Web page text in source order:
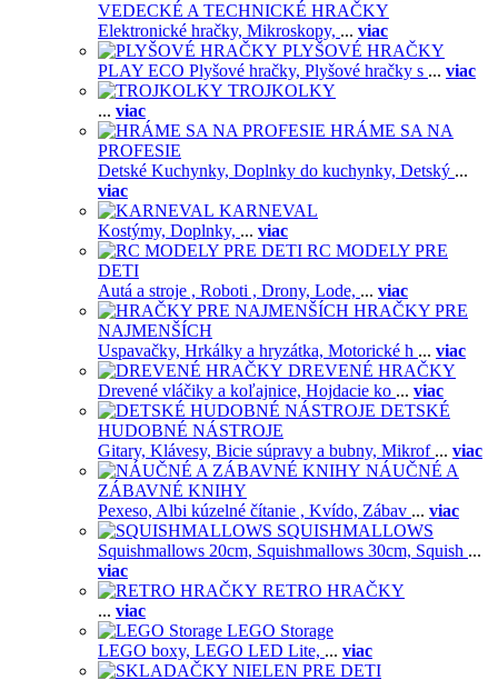
VEDECKÉ A TECHNICKÉ HRAČKY
Elektronické hračky, Mikroskopy, ... viac
PLYŠOVÉ HRAČKY
PLAY ECO Plyšové hračky, Plyšové hračky s ... viac
TROJKOLKY
... viac
HRÁME SA NA
PROFESIE
Detské Kuchynky, Doplnky do kuchynky, Detský ...
viac
KARNEVAL
Kostýmy, Doplnky, ... viac
RC MODELY PRE
DETI
Autá a stroje , Roboti , Drony, Lode, ... viac
HRAČKY PRE
NAJMENŠÍCH
Uspavačky, Hrkálky a hryzátka, Motorické h ... viac
DREVENÉ HRAČKY
Drevené vláčiky a koľajnice, Hojdacie ko ... viac
DETSKÉ
HUDOBNÉ NÁSTROJE
Gitary, Klávesy, Bicie súpravy a bubny, Mikrof ... viac
NÁUČNÉ A
ZÁBAVNÉ KNIHY
Pexeso, Albi kúzelné čítanie , Kvído, Zábav ... viac
SQUISHMALLOWS
Squishmallows 20cm, Squishmallows 30cm, Squish ...
viac
RETRO HRAČKY
... viac
LEGO Storage
LEGO boxy, LEGO LED Lite, ... viac